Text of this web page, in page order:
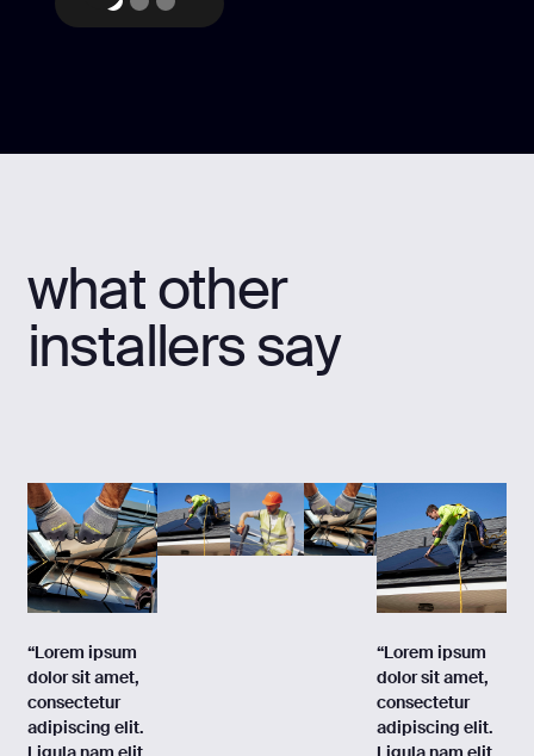
what other
installers say
“Lorem ipsum
dolor sit amet,
consectetur
adipiscing elit.
“Lorem ipsum
dolor sit amet,
consectetur
adipiscing elit.